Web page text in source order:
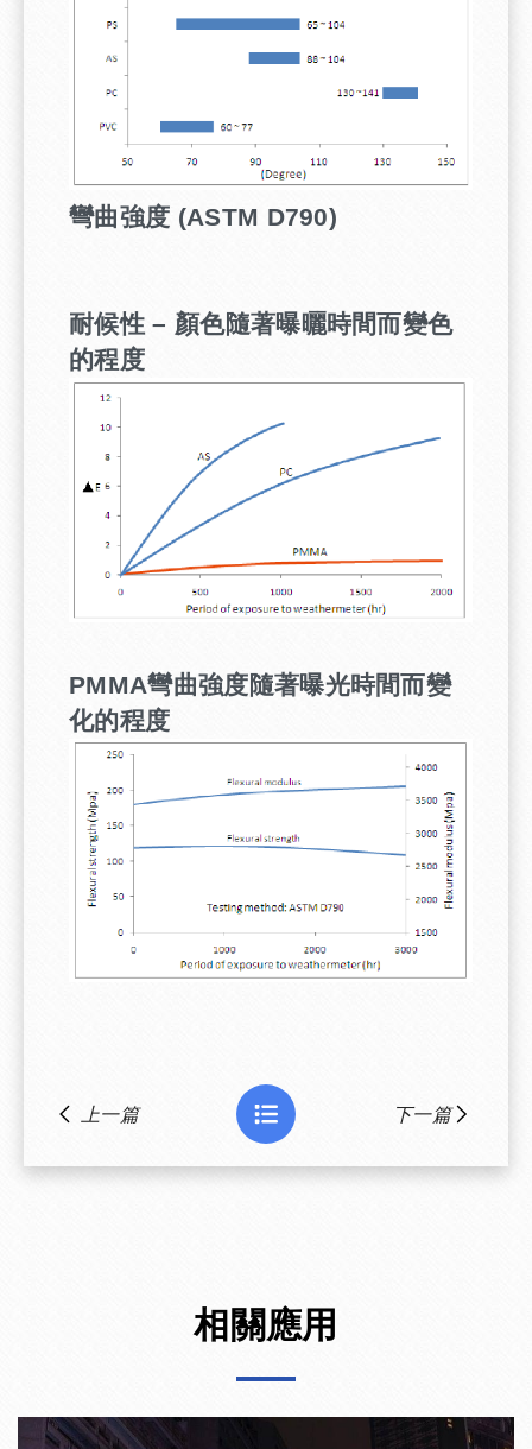
彎曲強度 (ASTM D790)
耐候性– 顏色隨著曝曬時間而變色
的程度
PMMA彎曲強度隨著曝光時間而變
化的程度
上一篇 下一篇
相關應用